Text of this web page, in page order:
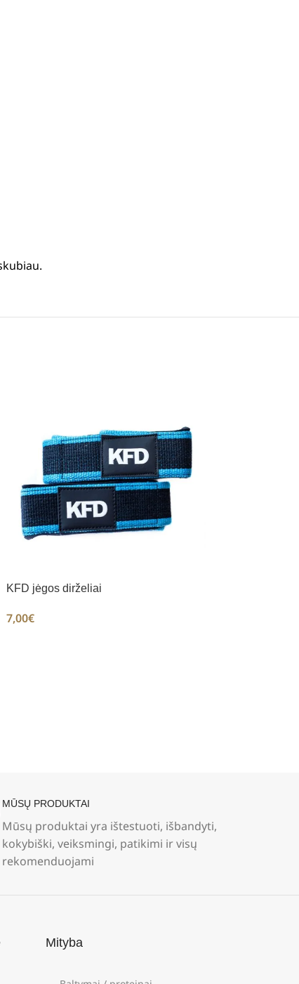
KFD jėgos dirželiai
7,00€
MŪSŲ PRODUKTAI
Mūsų produktai yra ištestuoti, išbandyti,
kokybiški, veiksmingi, patikimi ir visų
rekomenduojami
Mityba